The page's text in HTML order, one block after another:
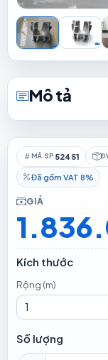
Mô tả
MÃ SP 52451
Đã gồm VAT 8%
GIÁ
Kích thước
Rộng (m)
Số lượng